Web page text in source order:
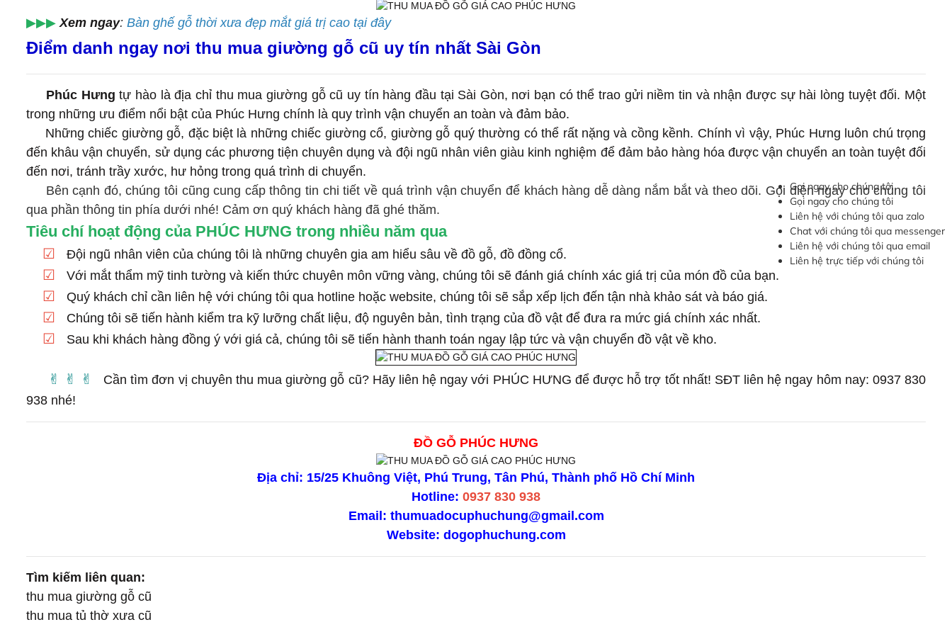
▶▶▶ Xem ngay: Bàn ghế gỗ thời xưa đẹp mắt giá trị cao tại đây
Điểm danh ngay nơi thu mua giường gỗ cũ uy tín nhất Sài Gòn
Phúc Hưngtự hào là địa chỉ thu mua giường gỗ cũ uy tín hàng đầu tại Sài Gòn, nơi bạn có thể trao gửi niềm tin và nhận được sự hài lòng tuyệt đối. Một
trong những ưu điểm nổi bật của Phúc Hưng chính là quy trình vận chuyển an toàn và đảm bảo.
Những chiếc giường gỗ, đặc biệt là những chiếc giường cổ, giường gỗ quý thường có thể rất nặng và cồng kềnh. Chính vì vậy, Phúc Hưng luôn chú trọng
đến khâu vận chuyển, sử dụng các phương tiện chuyên dụng và đội ngũ nhân viên giàu kinh nghiệm để đảm bảo hàng hóa được vận chuyển an toàn tuyệt đối
đến nơi, tránh trầy xước, hư hỏng trong quá trình di chuyển.
Bên cạnh đó, chúng tôi cũng cung cấp thông tin chi tiết về quá trình vận chuyển để khách hàng dễ dàng nắm bắt và theo dõi. Gọi điện ngay cho chúng tôi
qua phần thông tin phía dưới nhé! Cảm ơn quý khách hàng đã ghé thăm.
Tiêu chí hoạt động của PHÚC HƯNG trong nhiều năm qua
☑ Đội ngũ nhân viên của chúng tôi là những chuyên gia am hiểu sâu về đồ gỗ, đồ đồng cổ.
☑ Với mắt thẩm mỹ tinh tường và kiến thức chuyên môn vững vàng, chúng tôi sẽ đánh giá chính xác giá trị của món đồ của bạn.
☑ Quý khách chỉ cần liên hệ với chúng tôi qua hotline hoặc website, chúng tôi sẽ sắp xếp lịch đến tận nhà khảo sát và báo giá.
☑ Chúng tôi sẽ tiến hành kiểm tra kỹ lưỡng chất liệu, độ nguyên bản, tình trạng của đồ vật để đưa ra mức giá chính xác nhất.
☑ Sau khi khách hàng đồng ý với giá cả, chúng tôi sẽ tiến hành thanh toán ngay lập tức và vận chuyển đồ vật về kho.
✌︎︎ ✌︎︎ ✌︎︎
Cần tìm đơn vị chuyên thu mua giường gỗ cũ? Hãy liên hệ ngay với PHÚC HƯNG để được hỗ trợ tốt nhất! SĐT liên hệ ngay hôm nay: 0937 830
938 nhé!
ĐỒ GỖ PHÚC HƯNG
Địa chỉ: 15/25 Khuông Việt, Phú Trung, Tân Phú, Thành phố Hồ Chí Minh
Hotline: 0937 830 938
Email: thumuadocuphuchung@gmail.com
Website: dogophuchung.com
Tìm kiếm liên quan:
thu mua giường gỗ cũ
thu mua tủ thờ xưa cũ
Gọi ngay cho chúng tôi
Gọi ngay cho chúng tôi
Liên hệ với chúng tôi qua zalo
Chat với chúng tôi qua messenger
Liên hệ với chúng tôi qua email
Liên hệ trực tiếp với chúng tôi